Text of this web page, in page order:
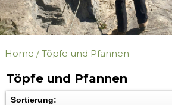
Home /Töpfe und Pfannen
Töpfe und Pfannen
Sortierung: